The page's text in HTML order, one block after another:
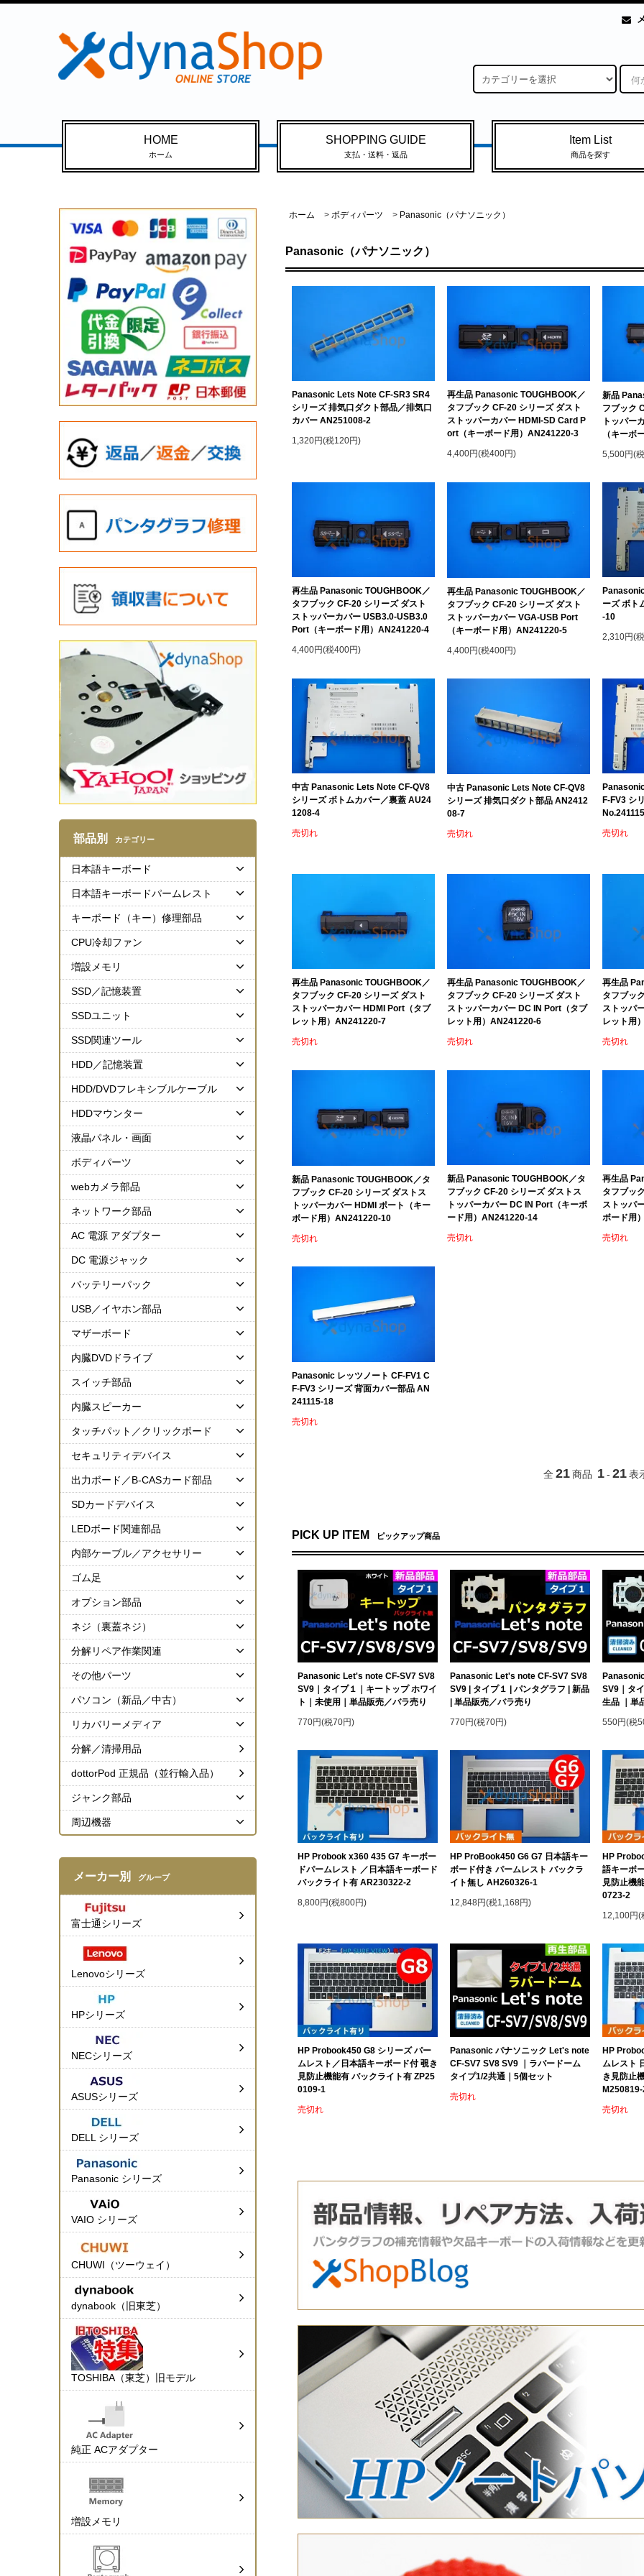
HOME
ホーム
SHOPPING GUIDE
支払・送料・返品
Item List
商品を探す
ホーム > ボディパーツ > Panasonic（パナソニック）
Panasonic（パナソニック）
Panasonic Lets Note CF-SR3 SR4
シリーズ 排気口ダクト部品／排気口
カバー AN251008-2
1,320円(税120円)
再生品 Panasonic TOUGHBOOK／
タフブック CF-20 シリーズ ダスト
ストッパーカバー HDMI-SD Card P
ort（キーボード用）AN241220-3
4,400円(税400円)
新品
フブック
トッパー
（キーボ
5,500円(
再生品 Panasonic TOUGHBOOK／
タフブック CF-20 シリーズ ダスト
ストッパーカバー USB3.0-USB3.0
Port（キーボード用）AN241220-4
4,400円(税400円)
再生品 Panasonic TOUGHBOOK／
タフブック CF-20 シリーズ ダスト
ストッパーカバー VGA-USB Port
（キーボード用）AN241220-5
4,400円(税400円)
ーズ ボト
-10
2,310円(
中古 Panasonic Lets Note CF-QV8
シリーズ ボトムカバー／裏蓋 AU24
1208-4
売切れ
中古 Panasonic Lets Note CF-QV8
シリーズ 排気口ダクト部品 AN2412
08-7
売切れ
F-FV3 シ
売切れ
再生品 Panasonic TOUGHBOOK／
タフブック CF-20 シリーズ ダスト
ストッパーカバー HDMI Port（タブ
レット用）AN241220-7
売切れ
再生品 Panasonic TOUGHBOOK／
タフブック CF-20 シリーズ ダスト
ストッパーカバー DC IN Port（タブ
レット用）AN241220-6
売切れ
再生品
タフブッ
ストッパ
レット用
売切れ
新品 Panasonic TOUGHBOOK／タ
フブック CF-20 シリーズ ダストス
トッパーカバー HDMI ポート（キー
ボード用）AN241220-10
売切れ
新品 Panasonic TOUGHBOOK／タ
フブック CF-20 シリーズ ダストス
トッパーカバー DC IN Port（キーボ
ード用）AN241220-14
売切れ
再生品
タフブッ
ストッパ
ボード用
売切れ
Panasonic レッツノート CF-FV1 C
F-FV3 シリーズ 背面カバー部品 AN
241115-18
売切れ
全21商品 1- 21表
PICK UP ITEM ピックアップ商品
Panasonic Let's note CF-SV7 SV8
SV9｜タイプ１｜キートップ ホワイ
ト｜未使用｜単品販売／バラ売り
770円(税70円)
Panasonic Let's note CF-SV7 SV8
SV9 | タイプ１ | パンタグラフ | 新品
| 単品販売／バラ売り
770円(税70円)
SV9｜タ
生品 ｜単
550円(税
HP Probook x360 435 G7 キーボー
ドパームレスト ／日本語キーボード
バックライト有 AR230322-2
8,800円(税800円)
HP ProBook450 G6 G7 日本語キー
ボード付き パームレスト バックラ
イト無し AH260326-1
12,848円(税1,168円)
HP
語キーボ
見防止機
0723-2
12,100円(
HP Probook450 G8 シリーズ パー
ムレスト／日本語キーボード付 覗き
見防止機能有 バックライト有 ZP25
0109-1
売切れ
Panasonic パナソニック Let's note
CF-SV7 SV8 SV9 ｜ラバードーム
タイプ1/2共通｜5個セット
売切れ
HP
ムレスト
き見防止
売切れ
部品別 カテゴリー
日本語キーボード
日本語キーボードパームレスト
キーボード（キー）修理部品
CPU冷却ファン
増設メモリ
SSD／記憶装置
SSDユニット
SSD関連ツール
HDD／記憶装置
HDD/DVDフレキシブルケーブル
HDDマウンター
液晶パネル・画面
ボディパーツ
webカメラ部品
ネットワーク部品
AC 電源 アダプター
DC 電源ジャック
バッテリーパック
USB／イヤホン部品
マザーボード
内臓DVDドライブ
スイッチ部品
内臓スピーカー
タッチパット／クリックボード
セキュリティデバイス
出力ボード／B-CASカード部品
SDカードデバイス
LEDボード関連部品
内部ケーブル／アクセサリー
ゴム足
オプション部品
ネジ（裏蓋ネジ）
分解リペア作業関連
その他パーツ
パソコン（新品／中古）
リカバリーメディア
分解／清掃用品
dottorPod 正規品（並行輸入品）
ジャンク部品
周辺機器
メーカー別 グループ
富士通シリーズ
Lenovoシリーズ
HPシリーズ
NECシリーズ
ASUSシリーズ
DELL シリーズ
Panasonic シリーズ
VAIO シリーズ
CHUWI（ツーウェイ）
dynabook（旧東芝）
TOSHIBA（東芝）旧モデル
純正 ACアダプター
増設メモリ